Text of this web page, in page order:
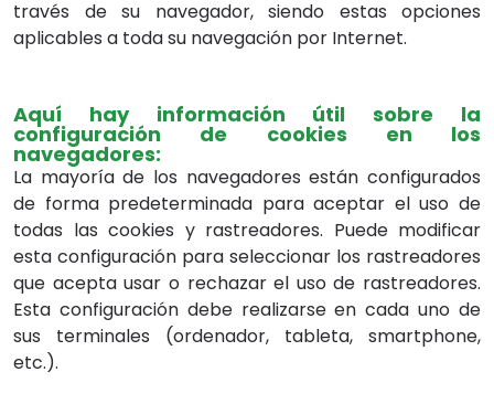
través de su navegador, siendo estas opciones
aplicables a toda su navegación por Internet.
Aquí hay información útil sobre la
configuración de cookies en los
navegadores:
La mayoría de los navegadores están configurados
de forma predeterminada para aceptar el uso de
todas las cookies y rastreadores. Puede modificar
esta configuración para seleccionar los rastreadores
que acepta usar o rechazar el uso de rastreadores.
Esta configuración debe realizarse en cada uno de
sus terminales (ordenador, tableta, smartphone,
etc.).